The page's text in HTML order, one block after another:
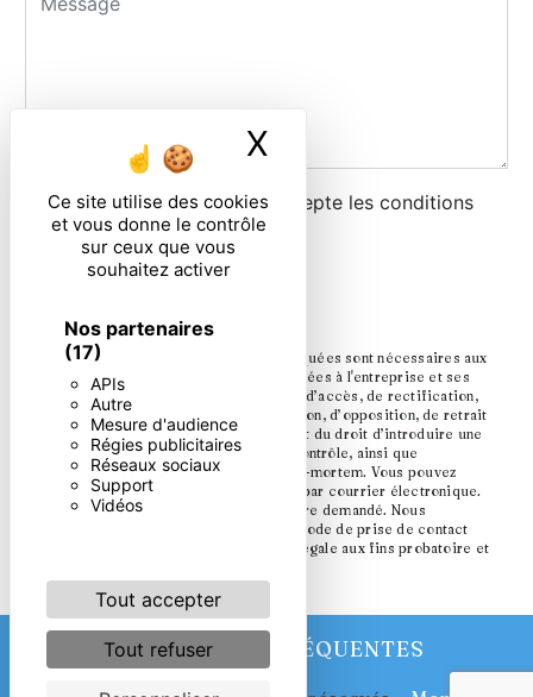
Ce site utilise des cookies
et vous donne le contrôle
sur ceux que vous
souhaitez activer
Nos partenaires
(17)
APIs
Autre
Mesure d'audience
Régies publicitaires
Réseaux sociaux
Support
Vidéos
Tout accepter
Tout refuser
X
En cochant cette case, j'accepte les conditions
particulières ci-dessous **
** Les données personnelles communiquées sont nécessaires aux
fins de vous contacter. Elles sont destinées à l'entreprise et ses
sous-traitants. Vous disposez de droits d’accès, de rectification,
d’effacement, de portabilité, de limitation, d’opposition, de retrait
de votre consentement à tout moment et du droit d’introduire une
réclamation auprès d’une autorité de contrôle, ainsi que
d’organiser le sort de vos données post-mortem. Vous pouvez
exercer ces droits par voie postale ou par courrier électronique.
Un justificatif d'identité pourra vous être demandé. Nous
conservons vos données pendant la période de prise de contact
puis pendant la durée de prescription légale aux fins probatoire et
RECHERCHES FRÉQUENTES